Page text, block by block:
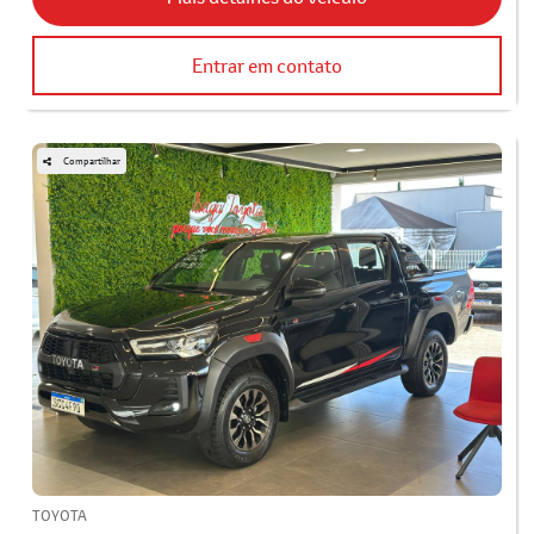
Entrar em contato
Compartilhar
TOYOTA